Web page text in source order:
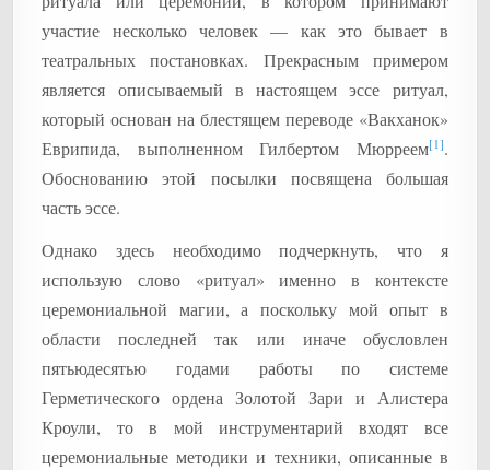
участие несколько человек — как это бывает в
театральных постановках. Прекрасным примером
является описываемый в настоящем эссе ритуал,
который основан на блестящем переводе «Вакханок»
Еврипида, выполненном Гилбертом Мюрреем[1].
Обоснованию этой посылки посвящена большая
часть эссе.
Однако здесь необходимо подчеркнуть, что я
использую слово «ритуал» именно в контексте
церемониальной магии, а поскольку мой опыт в
области последней так или иначе обусловлен
пятьюдесятью годами работы по системе
Герметического ордена Золотой Зари и Алистера
Кроули, то в мой инструментарий входят все
церемониальные методики и техники, описанные в